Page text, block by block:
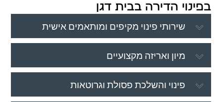
בפינוי הדירה בבית דגן
שירותי פינוי מקיפים ומותאמים אישית
מיון ואריזה מקצועיים
פינוי והשלכת פסולת וגרוטאות